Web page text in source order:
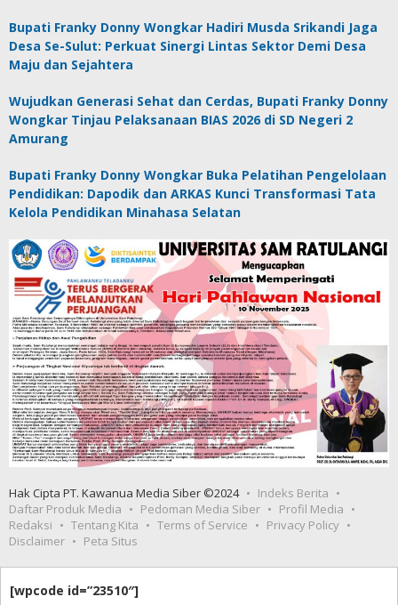
Bupati Franky Donny Wongkar Hadiri Musda Srikandi Jaga
Desa Se-Sulut: Perkuat Sinergi Lintas Sektor Demi Desa
Maju dan Sejahtera
Wujudkan Generasi Sehat dan Cerdas, Bupati Franky Donny
Wongkar Tinjau Pelaksanaan BIAS 2026 di SD Negeri 2
Amurang
Bupati Franky Donny Wongkar Buka Pelatihan Pengelolaan
Pendidikan: Dapodik dan ARKAS Kunci Transformasi Tata
Kelola Pendidikan Minahasa Selatan
Hak Cipta PT. Kawanua Media Siber ©2024
Indeks Berita
Daftar Produk Media
Pedoman Media Siber
Profil Media
Redaksi
Tentang Kita Terms of Service
Privacy Policy
Disclaimer
Peta Situs
[wpcode id=”23510″]